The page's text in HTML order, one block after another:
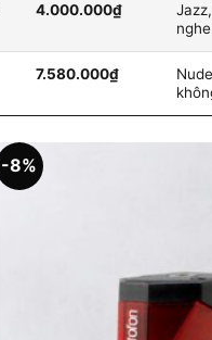
4.000.000₫
7.580.000₫
-8%